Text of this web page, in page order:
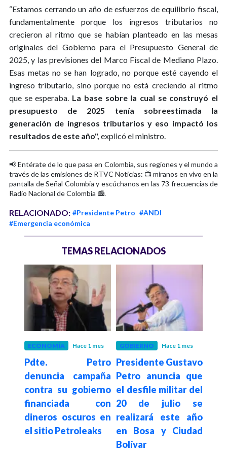
“Estamos cerrando un año de esfuerzos de equilibrio fiscal,
fundamentalmente porque los ingresos tributarios no
crecieron al ritmo que se habían planteado en las mesas
originales del Gobierno para el Presupuesto General de
2025, y las previsiones del Marco Fiscal de Mediano Plazo.
Esas metas no se han logrado, no porque esté cayendo el
ingreso tributario, sino porque no está creciendo al ritmo
que se esperaba. La base sobre la cual se construyó el
presupuesto de 2025 tenía sobreestimada la
generación de ingresos tributarios y eso impactó los
resultados de este año", explicó el ministro.
📢 Entérate de lo que pasa en Colombia, sus regiones y el mundo a
través de las emisiones de RTVC Noticias: 📺 míranos en vivo en la
pantalla de Señal Colombia y escúchanos en las 73 frecuencias de
Radio Nacional de Colombia 📻.
RELACIONADO: #Presidente Petro #ANDI
#Emergencia económica
TEMAS RELACIONADOS
ECONOMÍA Hace 1 mes
Pdte. Petro
denuncia campaña
contra su gobierno
financiada con
dineros oscuros en
el sitio Petroleaks
GOBIERNO Hace 1 mes
Presidente Gustavo
Petro anuncia que
el desfile militar del
20 de julio se
realizará este año
en Bosa y Ciudad
Bolívar